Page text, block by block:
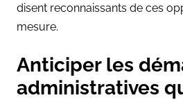
disent reconnaissants de ces
mesure.
Anticiper les
administratives